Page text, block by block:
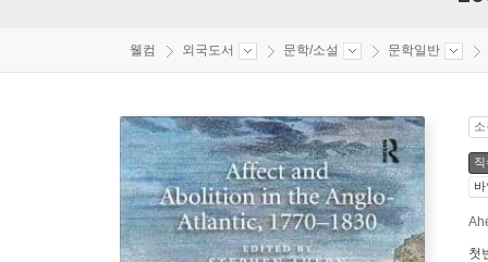
웰컴 외국도서 문학/소설 문학일반
첫